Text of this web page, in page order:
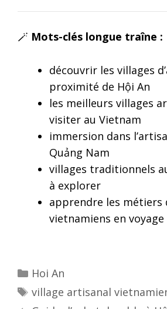
🪄 Mots-clés longue traîne :
découvrir les villages
proximité de Hội An
les meilleurs villages
visiter au Vietnam
immersion dans
Quảng Nam
villages traditionnels
à explorer
apprendre les métiers
vietnamiens en voyage
Categories
Hoi An
Tags
village artisanal